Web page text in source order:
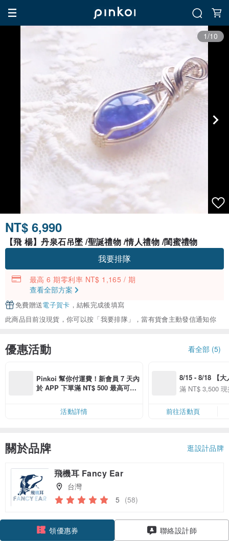
1/10
NT$ 6,990
【飛 楊】丹泉石吊墜 /聖誕禮物 /情人禮物 /閨蜜禮物
我要排隊
最高 6 期零利率 NT$ 1,165 / 期
查看全部方案
免費贈送電子賀卡 ，結帳完成後填寫
此商品目前沒現貨，你可以按「我要排隊」，當有貨會主動發信通知你
優惠活動 看全部 (5)
Pinkoi 幫你付運費！新會員 7 天內
於 APP 下單滿 NT$ 500 最高可折
活動詳情
8/15 - 8/18 【大
季】滿
50
滿 NT$ 3,500
前往活動頁
關於品牌 逛設計品牌
飛機耳 Fancy Ear
台灣
5 (58)
領優惠券 聯絡設計師